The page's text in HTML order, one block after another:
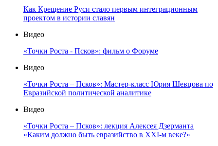
Как Крещение Руси стало первым интеграционным
проектом в истории славян
Видео
«Точки Роста - Псков»: фильм о Форуме
Видео
«Точки Роста – Псков»: Мастер-класс Юрия Шевцова по
Евразийской политической аналитике
Видео
«Точки Роста – Псков»: лекция Алексея Дзерманта
«Каким должно быть евразийство в XXI-м веке?»